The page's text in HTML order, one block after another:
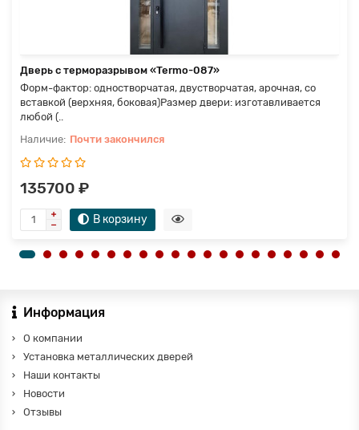
Дверь с терморазрывом «Termo-087»
Форм-фактор: одностворчатая, двустворчатая, арочная, со
вставкой (верхняя, боковая)Размер двери: изготавливается
любой (..
Почти закончился
135700 ₽
В корзину
Информация
О компании
Установка металлических дверей
Наши контакты
Новости
Отзывы